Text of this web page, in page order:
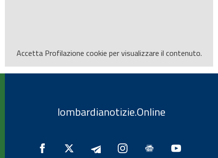
Accetta Profilazione cookie per visualizzare il contenuto.
lombardianotizie.Online